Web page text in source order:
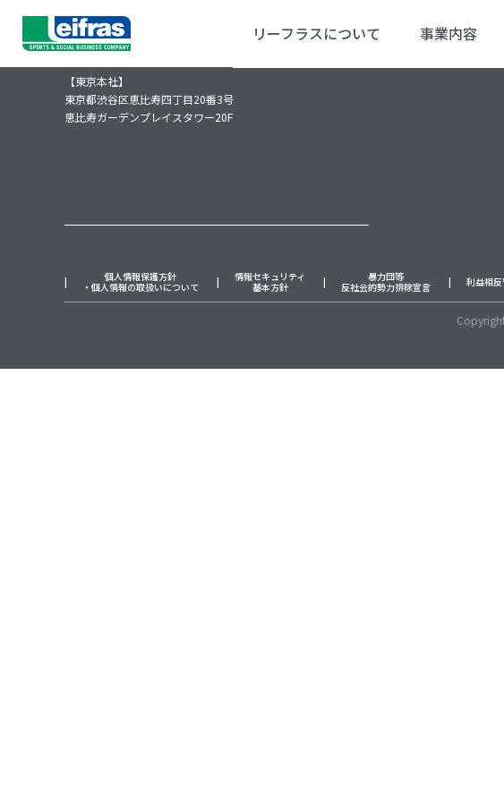
リーフラスについて 事業内容
リーフラス株式会社
【東京本社】
東京都渋谷区恵比寿四丁目20番3号
恵比寿ガーデンプレイスタワー20F
個人情報保護方針
・個人情報の取扱いについて
情報セキュリティ
基本方針
暴力団等
反社会的勢力排除宣言
利益相